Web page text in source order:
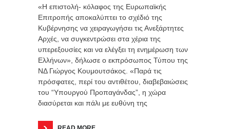
«Η επιστολή- κόλαφος της Ευρωπαϊκής
Επιτροπής αποκαλύπτει το σχέδιό της
Κυβέρνησης να χειραγωγήσει τις Ανεξάρτητες
Αρχές, να συγκεντρώσει στα χέρια της
υπερεξουσίες και να ελέγξει τη ενημέρωση των
Ελλήνων», δήλωσε ο εκπρόσωπος Τύπου της
ΝΔ Γιώργος Κουμουτσάκος. «Παρά τις
πρόσφατες, περί του αντιθέτου, διαβεβαιώσεις
του “Υπουργού Προπαγάνδας”, η χώρα
διασύρεται και πάλι με ευθύνη της